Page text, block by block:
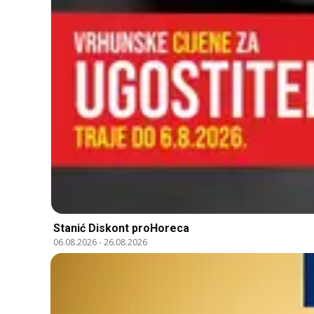
Stanić Diskont proHoreca
06.08.2026-26.08.2026